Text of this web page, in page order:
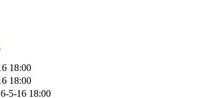
18:00
18:00
5-16 18:00